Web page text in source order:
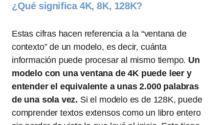
¿Qué significa 4K, 8K, 128K?
Estas cifras hacen referencia a la “ventana de
contexto” de un modelo, es decir, cuánta
información puede procesar al mismo tiempo. Un
modelo con una ventana de 4K puede leer y
entender el equivalente a unas 2.000 palabras
de una sola vez. Si el modelo es de 128K, puede
comprender textos extensos como un libro entero